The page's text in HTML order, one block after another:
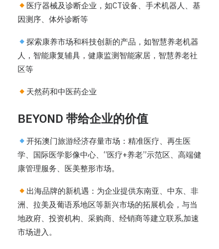
医疗器械及诊断企业，如CT设备、手术机器人、基
因测序、体外诊断等
探索康养市场和科技创新的产品，如智慧养老机器
人，智能康复辅具，健康监测智能家居，智慧养老社
区等
天然药和中医药企业
BEYOND 带给企业的价值
开拓澳门旅游经济存量市场：精准医疗、再生医
学、国际医学影像中心、“医疗+养老”示范区、高端健
康管理服务、医美整形市场。
出海品牌的新机遇：为企业提供东南亚、中东、非
洲、拉美及葡语系地区等新兴市场的拓展机会，与当
地政府、投资机构、采购商、经销商等建立联系,加速
市场进入。